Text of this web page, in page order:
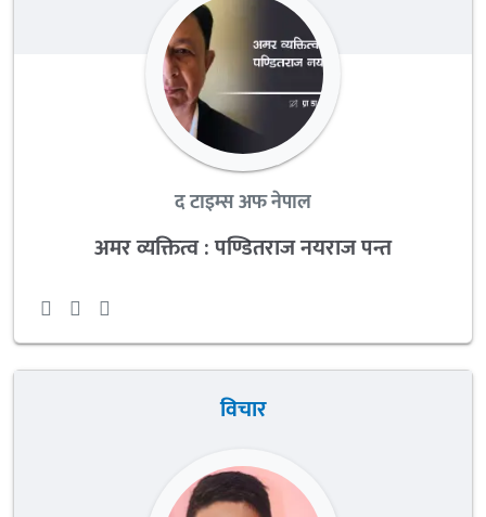
द टाइम्स अफ नेपाल
अमर व्यक्तित्व : पण्डितराज नयराज पन्त
विचार